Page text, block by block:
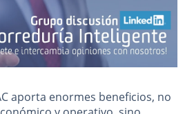
aporta enormes beneficios, no